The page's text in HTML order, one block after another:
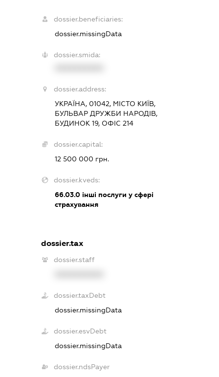
dossier.beneficiaries:
dossier.missingData
dossier.smida:
dossier.address:
УКРАЇНА, 01042, МІСТО КИЇВ,
БУЛЬВАР ДРУЖБИ НАРОДІВ,
БУДИНОК 19, ОФІС 214
dossier.capital:
12 500 000 грн.
dossier.kveds:
66.03.0інші послуги у сфері
страхування
dossier.tax
dossier.staff
dossier.taxDebt
dossier.missingData
dossier.esvDebt
dossier.missingData
dossier.ndsPayer